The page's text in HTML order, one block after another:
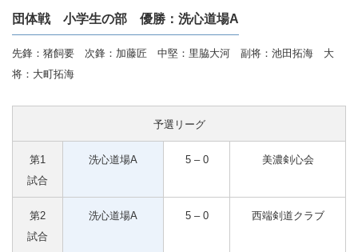
団体戦 小学生の部 優勝：洗心道場A
先鋒：猪飼要 次鋒：加藤匠 中堅：里脇大河 副将：池田拓海 大
将：大町拓海
予選リーグ
第1
試合
洗心道場A 5 – 0 美濃剣心会
第2
試合
洗心道場A 5 – 0 西端剣道クラブ